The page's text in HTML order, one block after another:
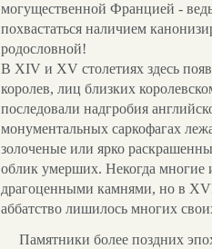
могущественной Францией -
похвастаться наличием
родословной!
В XIV и XV столетиях здесь
королев, лиц близких
последовали надгробия
монументальных саркофагах
золоченые или ярко
облик умерших. Некогда
драгоценными камнями, но в
аббатство лишилось многих
Памятники более поздних